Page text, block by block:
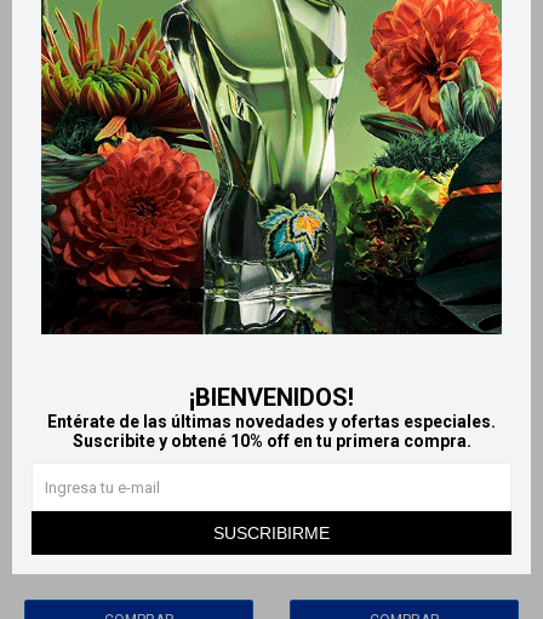
¡BIENVENIDOS!
Entérate de las últimas novedades y ofertas especiales.
Suscribite y obtené 10% off en tu primera compra.
SUSCRIBIRME
Productos que te pueden interesar
Llega en2 HS
Cepillo Dental Den3 -
Llega en2 HS